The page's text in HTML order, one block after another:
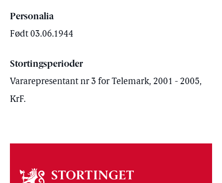
Personalia
Født 03.06.1944
Stortingsperioder
Vararepresentant nr 3 for Telemark, 2001 - 2005,
KrF.
Om